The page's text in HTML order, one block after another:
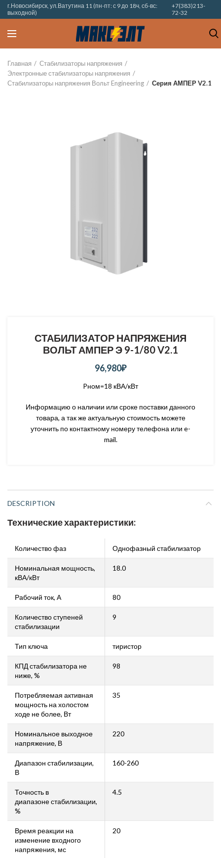
г.Новосибирск, ул.Ватутина 11 (пн-пт: с 9 до 18ч, сб-вс:
выходной)
+7(383)213-
72-32
Главная
Стабилизаторы напряжения
Электронные стабилизаторы напряжения
Стабилизаторы напряжения Вольт Engineering
Серия АМПЕР V2.1
СТАБИЛИЗАТОР НАПРЯЖЕНИЯ
ВОЛЬТ АМПЕР Э 9-1/80 V2.1
96,980₽
Pном=18 кВА/кВт
Информацию о наличии или сроке поставки данного
товара, а так же актуальную стоимость можете
уточнить по контактному номеру телефона или e-
mail.
DESCRIPTION
Технические характеристики:
Количество фаз Однофазный стабилизатор
Номинальная мощность,
кВА/кВт
18.0
Рабочий ток, А 80
Количество ступеней
стабилизации
9
Тип ключа тиристор
КПД стабилизатора не
ниже, %
98
Потребляемая активная
мощность на холостом
ходе не более, Вт
35
Номинальное выходное
напряжение, В
220
Диапазон стабилизации,
В
160-260
Точность в
диапазоне стабилизации,
%
4.5
Время реакции на
изменение входного
напряжения, мс
20